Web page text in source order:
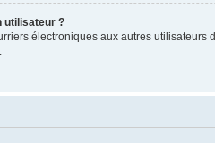
utilisateur ?
électroniques aux autres utilisateurs